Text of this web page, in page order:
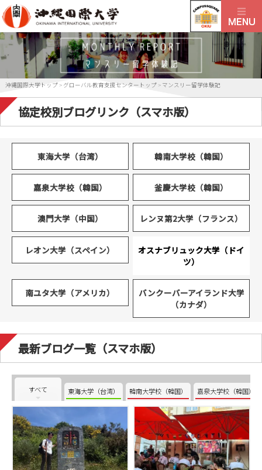
沖縄国際大学トップ > グローバル教育支援センタートップ > マンスリー留学体験記
協定校別ブログリンク（スマホ版）
東海大学（台湾） 韓南大学校（韓国）
嘉泉大学校（韓国） 釜慶大学校（韓国）
澳門大学（中国） レンヌ第2大学（フランス）
レオン大学（スペイン）
オスナブリュック大学（ドイ
ツ）
南ユタ大学（アメリカ）
バンクーバーアイランド大学
（カナダ）
最新ブログ一覧（スマホ版）
すべて 東海大学（台湾） 韓南大学校（韓国） 嘉泉大学校（韓国）